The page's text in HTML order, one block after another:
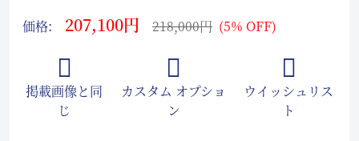
価格: 207,100円 218,000円 (5% OFF)
掲載画像と同
じ
カスタム オプショ
ン
ウイッシュリス
ト